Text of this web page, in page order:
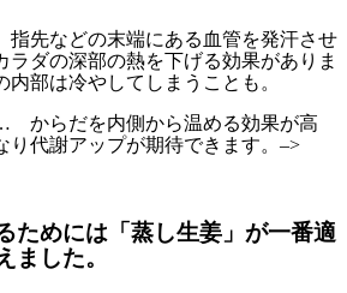
指先などの末端にある血管を発汗させ
ラダの深部の熱を下げる効果がありま
内部は冷やしてしまうことも。
からだを内側から温める効果が高
り代謝アップが期待できます。–>
ためには「蒸し生姜」が一番適
ました。